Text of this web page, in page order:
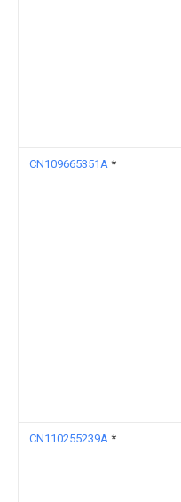
CN109665351A *
CN110255239A *